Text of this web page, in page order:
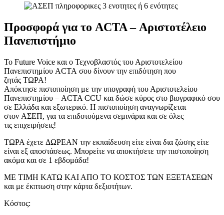
Προσφορά για το ACTA – Αριστοτέλειο
Πανεπιστήμιο
Το Future Voice και ο Τεχνοβλαστός του Αριστοτελείου
Πανεπιστημίου ACTA σου δίνουν την επιδότηση που
ζητάς ΤΩΡΑ!
Απόκτησε πιστοποίηση με την υπογραφή του Αριστοτελείου
Πανεπιστημίου – ACTA CCU και δώσε κύρος στο βιογραφικό σου
σε Ελλάδα και εξωτερικό. Η πιστοποίηση αναγνωρίζεται
στον ΑΣΕΠ, για τα επιδοτούμενα σεμινάρια και σε όλες
τις επιχειρήσεις!
ΤΩΡΑ έχετε ΔΩΡΕΑΝ την εκπαίδευση είτε είναι δια ζώσης είτε
είναι εξ αποστάσεως. Μπορείτε να αποκτήσετε την πιστοποίηση
ακόμα και σε 1 εβδομάδα!
ΜΕ ΤΙΜΗ ΚΑΤΩ ΚΑΙ ΑΠΟ ΤΟ ΚΟΣΤΟΣ ΤΩΝ ΕΞΕΤΑΣΕΩΝ
και με έκπτωση στην κάρτα δεξιοτήτων.
Κόστος: